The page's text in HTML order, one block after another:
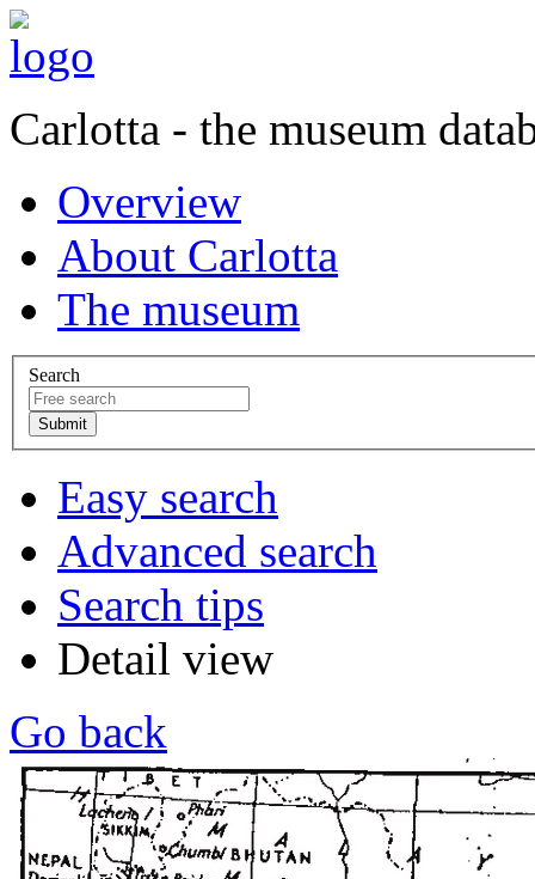
Carlotta - the museum
Overview
About Carlotta
The museum
Search
Easy search
Advanced search
Search tips
Detail view
Go back